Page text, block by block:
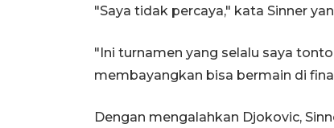
"Saya tidak percaya," kata Sinner
"Ini turnamen yang selalu saya
membayangkan bisa bermain di
Dengan mengalahkan Djokovic,